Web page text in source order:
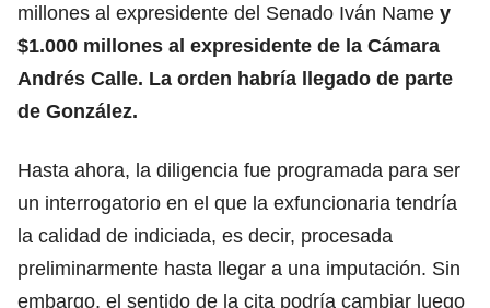
millones al expresidente del Senado Iván Name y
$1.000 millones al expresidente de la Cámara
Andrés Calle. La orden habría llegado de parte
de González.
Hasta ahora, la diligencia fue programada para ser
un interrogatorio en el que la exfuncionaria tendría
la calidad de indiciada, es decir, procesada
preliminarmente hasta llegar a una imputación. Sin
embargo, el sentido de la cita podría cambiar luego